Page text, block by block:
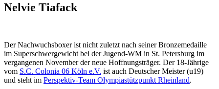
Nelvie Tiafack
Der Nachwuchsboxer ist nicht zuletzt nach seiner Bronzemedaille
im Superschwergewicht bei der Jugend-WM in St. Petersburg im
vergangenen November der neue Hoffnungsträger. Der 18-Jährige
vom S.C. Colonia 06 Köln e.V. ist auch Deutscher Meister (u19)
und steht im Perspektiv-Team Olympiastützpunkt Rheinland.